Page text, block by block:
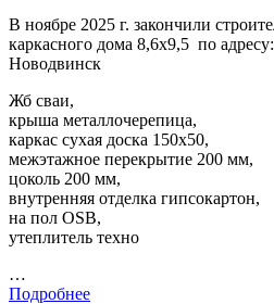
В ноябре 2025 г. закончили
каркасного дома 8,6х9,5 по
Новодвинск
Жб сваи,
крыша металлочерепица,
каркас сухая доска 150х50,
межэтажное перекрытие 200 мм,
цоколь 200 мм,
внутренняя отделка гипсокартон,
на пол OSB,
утеплитель техно
…
Подробнее